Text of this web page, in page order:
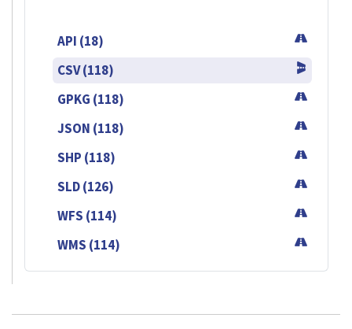
API (18)
CSV (118)
GPKG (118)
JSON (118)
SHP (118)
SLD (126)
WFS (114)
WMS (114)